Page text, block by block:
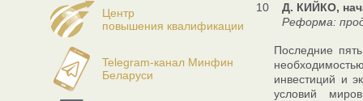
Центр
повышения квалификации
Telegram-канал Минфин
Беларуси
10 Д. КИЙКО,
Реформа:
Последние
инвестиций и
условий